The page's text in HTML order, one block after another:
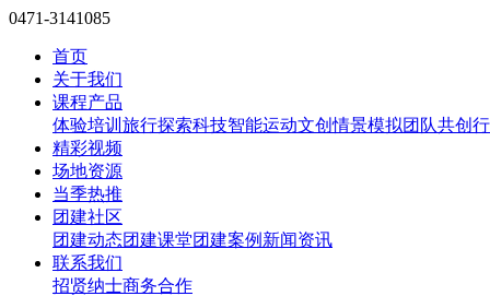
0471-3141085
首页
关于我们
课程产品
体验培训 旅行探索科技智能运动文创情景模拟团队共创
精彩视频
场地资源
当季热推
团建社区
团建动态团建课堂团建案例 新闻资讯
联系我们
招贤纳士商务合作